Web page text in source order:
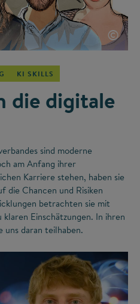
©
KI SKILLS
die digitale
sind moderne
am Anfang ihrer
Karriere stehen, haben sie
die Chancen und Risiken
betrachten sie mit
Einschätzungen. In ihren
uns daran teilhaben.